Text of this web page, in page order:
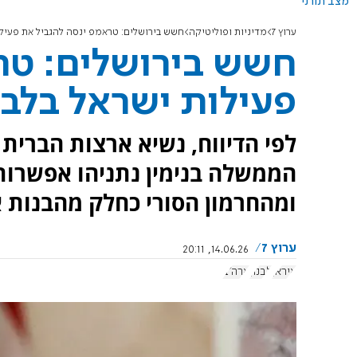
ערוץ 7 מדיניות ופוליטיקה חשש בירושלים: טראמפ ינסה להגביל את
חשש בירושלים:
פעילות ישראל
לפי הדיווח, נשיא ארצות
הממשלה בנימין נתניהו
ומהחרמון הסורי כחלק מהבנות
ערוץ 7
14.06.26, 20:11
איראן לבנון ארה"ב